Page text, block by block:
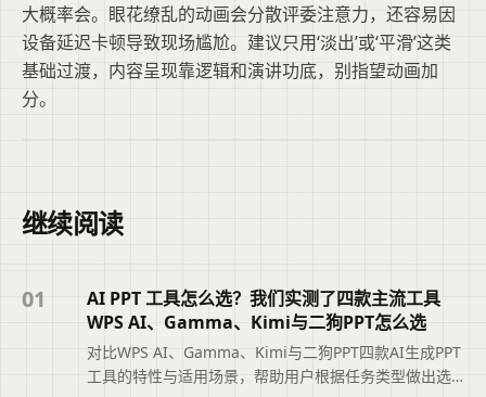
大概率会。眼花缭乱的动画会分散评委注意力，还容易因
设备延迟卡顿导致现场尴尬。建议只用‘淡出’或‘平滑’这类
基础过渡，内容呈现靠逻辑和演讲功底，别指望动画加
分。
继续阅读
01
AI PPT 工具怎么选？我们实测了四款主流工具
WPS AI、Gamma、Kimi与二狗PPT怎么选
对比WPS AI、Gamma、Kimi与二狗PPT四款AI生成PPT
工具的特性与适用场景，帮助用户根据任务类型做出选